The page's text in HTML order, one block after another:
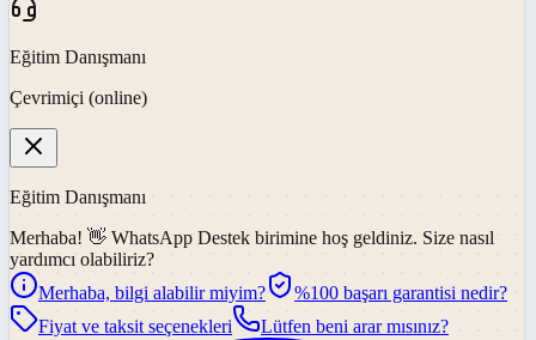
Eğitim Danışmanı
Çevrimiçi (online)
Eğitim Danışmanı
Merhaba! 👋 WhatsApp Destek birimine hoş geldiniz. Size nasıl
yardımcı olabiliriz?
Merhaba, bilgi alabilir miyim?
%100 başarı garantisi nedir?
Fiyat ve taksit seçenekleri
Lütfen beni arar mısınız?